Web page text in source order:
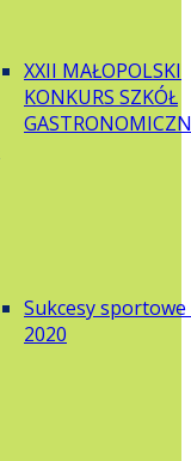
XXII MAŁOPOLSKI
KONKURS SZKÓŁ
Sukcesy sportowe
2020